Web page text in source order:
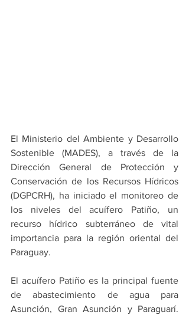
El Ministerio del Ambiente y Desarrollo
Sostenible (MADES), a través de la
Dirección General de Protección y
Conservación de los Recursos Hídricos
(DGPCRH), ha iniciado el monitoreo de
los niveles del acuífero Patiño, un
recurso hídrico subterráneo de vital
importancia para la región oriental del
Paraguay.
El acuífero Patiño es la principal fuente
de abastecimiento de agua para
Asunción, Gran Asunción y Paraguarí.